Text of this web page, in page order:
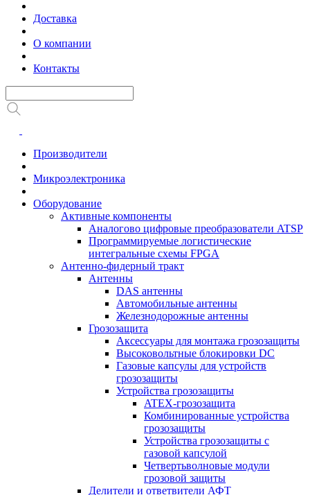
Доставка
О компании
Контакты
Производители
Микроэлектроника
Оборудование
Активные компоненты
Аналогово цифровые преобразователи ATSP
Программируемые логистические
интегральные схемы FPGA
Антенно-фидерный тракт
Антенны
DAS антенны
Автомобильные антенны
Железнодорожные антенны
Грозозащита
Аксессуары для монтажа грозозащиты
Высоковольтные блокировки DC
Газовые капсулы для устройств
грозозащиты
Устройства грозозащиты
ATEX-грозозащита
Комбинированные устройства
грозозащиты
Устройства грозозащиты с
газовой капсулой
Четвертьволновые модули
грозовой защиты
Делители и ответвители АФТ